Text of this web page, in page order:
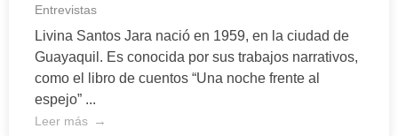
Entrevistas
Livina Santos Jara nació en 1959, en la ciudad de
Guayaquil. Es conocida por sus trabajos narrativos,
como el libro de cuentos “Una noche frente al
espejo” ...
Leer más